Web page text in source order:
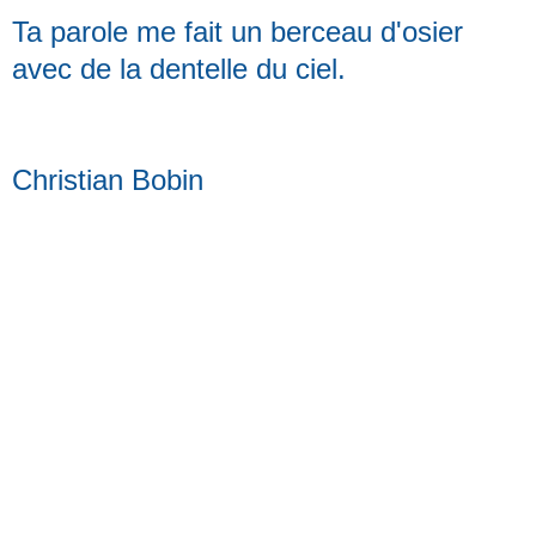
Ta parole me fait un berceau d'osier
avec de la dentelle du ciel.
Christian Bobin